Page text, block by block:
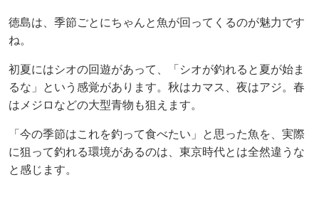
徳島は、季節ごとにちゃんと魚が回ってくるのが魅力です
ね。
初夏にはシオの回遊があって、「シオが釣れると夏が始ま
るな」という感覚があります。秋はカマス、夜はアジ。春
はメジロなどの大型青物も狙えます。
「今の季節はこれを釣って食べたい」と思った魚を、実際
に狙って釣れる環境があるのは、東京時代とは全然違うな
と感じます。